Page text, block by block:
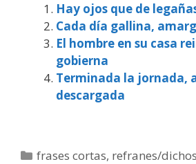
Hay ojos que de
Cada día gallina,
El hombre en su casa
gobierna
Terminada la jornada,
descargada
Categorías
frases cortas, refranes/